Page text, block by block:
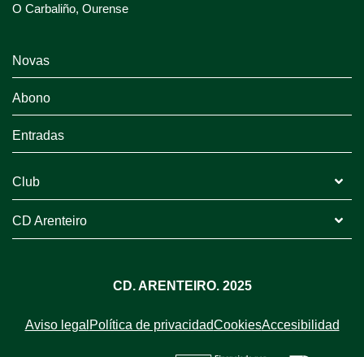
O Carbaliño, Ourense
Novas
Abono
Entradas
Club
CD Arenteiro
CD. ARENTEIRO. 2025
Aviso legal Política de privacidadCookiesAccesibilidad